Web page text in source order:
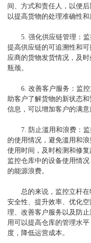
间、方式和责任人，以便
以提高货物的处理准确性和
5. 强化供应链管理：
提高供应链的可追溯性和
应商的货物发货情况，及
瓶颈。
6. 改善客户服务：监
助客户了解货物的新状态
信息，可以增加客户的满意
7. 防止滥用和浪费：
的使用情况，避免滥用和
使用时间，及时检测和修
监控仓库中的设备使用情
的能源浪费。
总的来说，监控立杆
安全性、提升效率、优化
理、改善客户服务以及防
用可以提高仓库的管理水
度，降低运营成本。